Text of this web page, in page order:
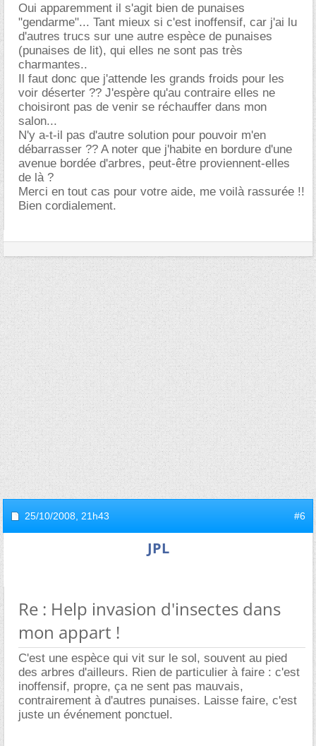
Oui apparemment il s'agit bien de punaises
"gendarme"... Tant mieux si c'est inoffensif, car j'ai lu
d'autres trucs sur une autre espèce de punaises
(punaises de lit), qui elles ne sont pas très
charmantes..
Il faut donc que j'attende les grands froids pour les
voir déserter ?? J'espère qu'au contraire elles ne
choisiront pas de venir se réchauffer dans mon
salon...
N'y a-t-il pas d'autre solution pour pouvoir m'en
débarrasser ?? A noter que j'habite en bordure d'une
avenue bordée d'arbres, peut-être proviennent-elles
de là ?
Merci en tout cas pour votre aide, me voilà rassurée !!
Bien cordialement.
25/10/2008, 21h43 #6
JPL
Re : Help invasion d'insectes dans
mon appart !
C'est une espèce qui vit sur le sol, souvent au pied
des arbres d'ailleurs. Rien de particulier à faire : c'est
inoffensif, propre, ça ne sent pas mauvais,
contrairement à d'autres punaises. Laisse faire, c'est
juste un événement ponctuel.